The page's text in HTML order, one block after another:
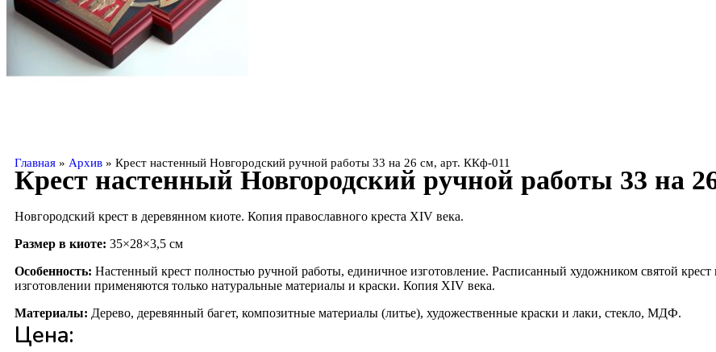
Главная » Архив » Крест настенный Новгородский ручной работы 33 на 26 см, арт. ККф-011
Крест настенный Новгородский ручной работы 33 на
Новгородский крест в деревянном киоте. Копия православного креста XIV века.
Размер в киоте: 35×28×3,5 см
Особенность: Настенный крест полностью ручной работы, единичное изготовление. Расписанный художником святой
изготовлении применяются только натуральные материалы и краски. Копия XIV века.
Материалы: Дерево, деревянный багет, композитные материалы (литье), художественные краски и лаки, стекло, МДФ.
Цена: